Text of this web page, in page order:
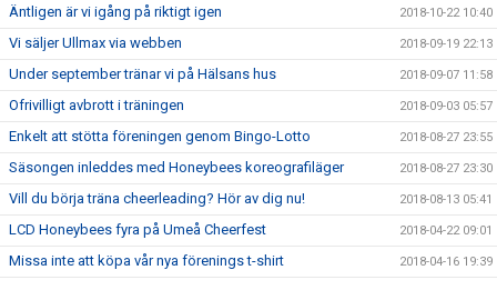
Äntligen är vi igång på riktigt igen 2018-10-22 10:40
Vi säljer Ullmax via webben 2018-09-19 22:13
Under september tränar vi på Hälsans hus 2018-09-07 11:58
Ofrivilligt avbrott i träningen 2018-09-03 05:57
Enkelt att stötta föreningen genom Bingo-Lotto 2018-08-27 23:55
Säsongen inleddes med Honeybees koreografiläger 2018-08-27 23:30
Vill du börja träna cheerleading? Hör av dig nu! 2018-08-13 05:41
LCD Honeybees fyra på Umeå Cheerfest 2018-04-22 09:01
Missa inte att köpa vår nya förenings t-shirt 2018-04-16 19:39